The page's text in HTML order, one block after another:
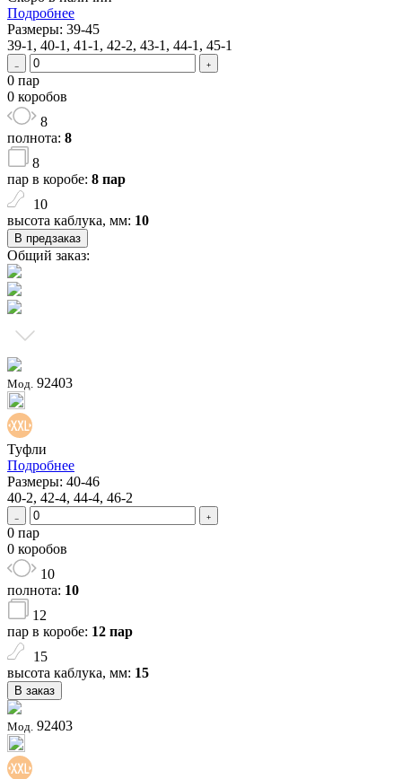
Подробнее
Размеры: 39-45
39-1, 40-1, 41-1, 42-2, 43-1, 44-1, 45-1
0 пар
0 коробов
8
полнота: 8
8
пар в коробе: 8 пар
10
высота каблука, мм: 10
В предзаказ
Общий заказ:
Мод. 92403
Туфли
Подробнее
Размеры: 40-46
40-2, 42-4, 44-4, 46-2
0 пар
0 коробов
10
полнота: 10
12
пар в коробе: 12 пар
15
высота каблука, мм: 15
В заказ
Мод. 92403